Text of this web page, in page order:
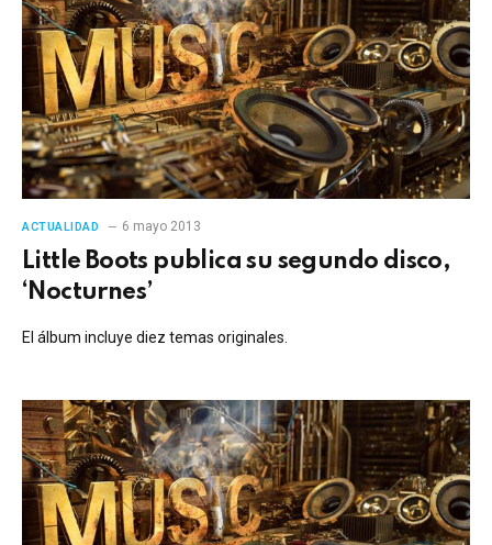
ACTUALIDAD 6 mayo 2013
Little Boots publica su segundo disco,
‘Nocturnes’
El álbum incluye diez temas originales.